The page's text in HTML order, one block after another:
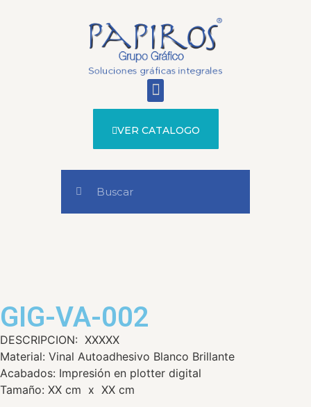
VER CATALOGO
GIG-VA-002
DESCRIPCION: XXXXX
Material: Vinal Autoadhesivo Blanco Brillante
Acabados: Impresión en plotter digital
Tamaño: XX cm x XX cm